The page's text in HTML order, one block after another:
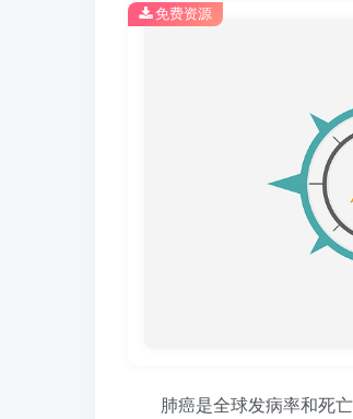
免费资源
肺癌是全球发病率和死